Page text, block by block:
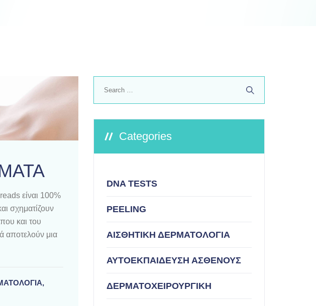
είναι 100%
σχηματίζουν
και του
αποτελούν μια
Categories
DNA TESTS
PEELING
ΑΙΣΘΗΤΙΚΗ ΔΕΡΜΑΤΟΛΟΓΙΑ
ΑΥΤΟΕΚΠΑΙΔΕΥΣΗ ΑΣΘΕΝΟΥΣ
ΔΕΡΜΑΤΟΧΕΙΡΟΥΡΓΙΚΗ